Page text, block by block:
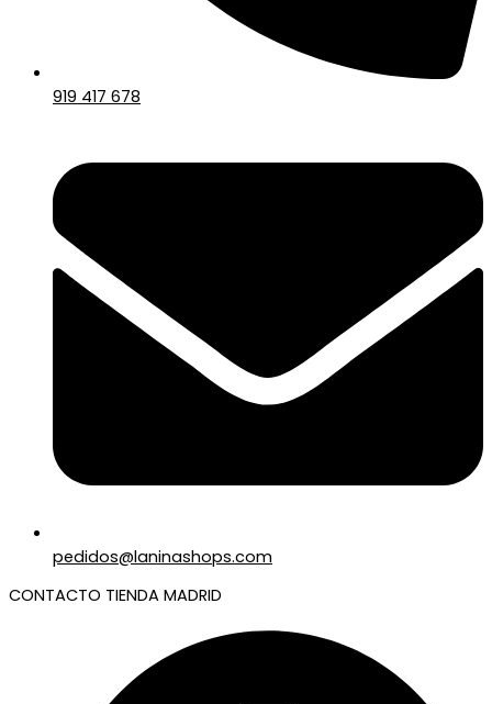
919 417 678
pedidos@laninashops.com
CONTACTO TIENDA MADRID